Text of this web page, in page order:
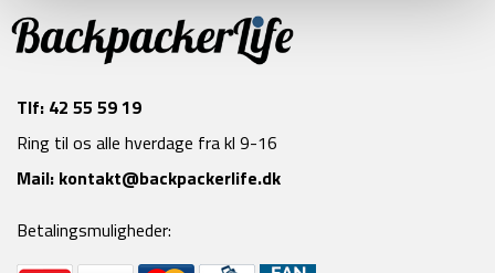
Tlf: 42 55 59 19
Ring til os alle hverdage fra kl 9-16
Mail: kontakt@backpackerlife.dk
Betalingsmuligheder: